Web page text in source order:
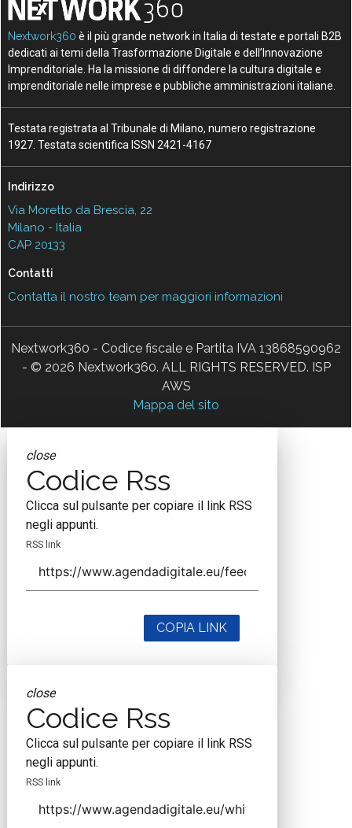
Nextwork360 è il più grande network in Italia di testate e portali B2B
dedicati ai temi della Trasformazione Digitale e dell’Innovazione
Imprenditoriale. Ha la missione di diffondere la cultura digitale e
imprenditoriale nelle imprese e pubbliche amministrazioni italiane.
Testata registrata al Tribunale di Milano, numero registrazione
1927. Testata scientifica ISSN 2421-4167
Indirizzo
Via Moretto da Brescia, 22
Milano - Italia
CAP 20133
Contatti
Contatta il nostro team per maggiori informazioni
Nextwork360 - Codice fiscale e Partita IVA 13868590962
- © 2026 Nextwork360. ALL RIGHTS RESERVED. ISP
AWS
Mappa del sito
close
Codice Rss
Clicca sul pulsante per copiare il link RSS
negli appunti.
RSS link
COPIA LINK
close
Codice Rss
Clicca sul pulsante per copiare il link RSS
negli appunti.
RSS link